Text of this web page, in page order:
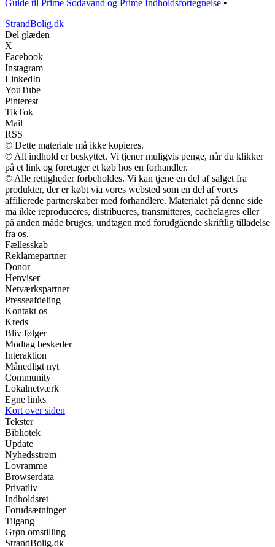
Guide til Prime Sodavand og Prime Indholdsfortegnelse •
StrandBolig.dk
Del glæden
X
Facebook
Instagram
LinkedIn
YouTube
Pinterest
TikTok
Mail
RSS
© Dette materiale må ikke kopieres.
© Alt indhold er beskyttet. Vi tjener muligvis penge, når du klikker
på et link og foretager et køb hos en forhandler.
© Alle rettigheder forbeholdes. Vi kan tjene en del af salget fra
produkter, der er købt via vores websted som en del af vores
affilierede partnerskaber med forhandlere. Materialet på denne side
må ikke reproduceres, distribueres, transmitteres, cachelagres eller
på anden måde bruges, undtagen med forudgående skriftlig tilladelse
fra os.
Fællesskab
Reklamepartner
Donor
Henviser
Netværkspartner
Presseafdeling
Kontakt os
Kreds
Bliv følger
Modtag beskeder
Interaktion
Månedligt nyt
Community
Lokalnetværk
Egne links
Kort over siden
Tekster
Bibliotek
Update
Nyhedsstrøm
Lovramme
Browserdata
Privatliv
Indholdsret
Forudsætninger
Tilgang
Grøn omstilling
StrandBolig.dk